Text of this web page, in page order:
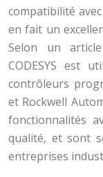
compatibilité
en fait un
Selon un
CODESYS est
contrôleurs
et Rockwell
fonctionnalités
qualité, et sont
entreprises